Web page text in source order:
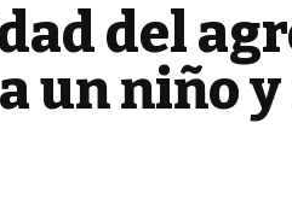
del
un niño